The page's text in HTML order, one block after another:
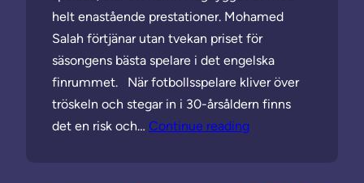
helt enastående prestationer. Mohamed
Salah förtjänar utan tvekan priset för
säsongens bästa spelare i det engelska
finrummet. När fotbollsspelare kliver över
tröskeln och stegar in i 30-årsåldern finns
det en risk och… Continue reading